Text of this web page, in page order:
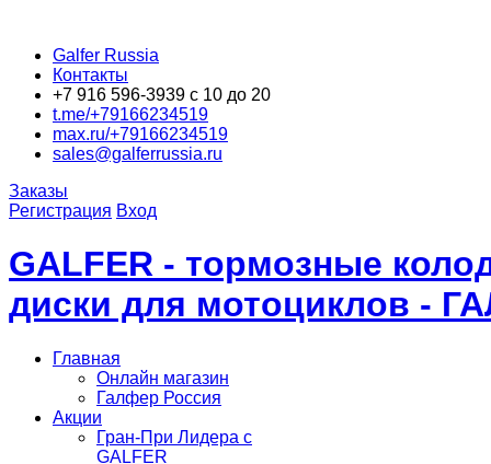
Galfer Russia
Контакты
+7 916 596-3939 с 10 до 20
t.me/+79166234519
max.ru/+79166234519
sales@galferrussia.ru
Заказы
Регистрация Вход
GALFER - тормозные
диски для мотоциклов -
Главная
Онлайн магазин
Галфер Россия
Акции
Гран-При Лидера c
GALFER